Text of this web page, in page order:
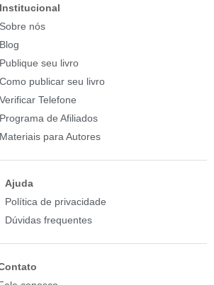
Institucional
Sobre nós
Blog
Publique seu livro
Como publicar seu livro
Verificar Telefone
Programa de Afiliados
Materiais para Autores
Ajuda
Política de privacidade
Dúvidas frequentes